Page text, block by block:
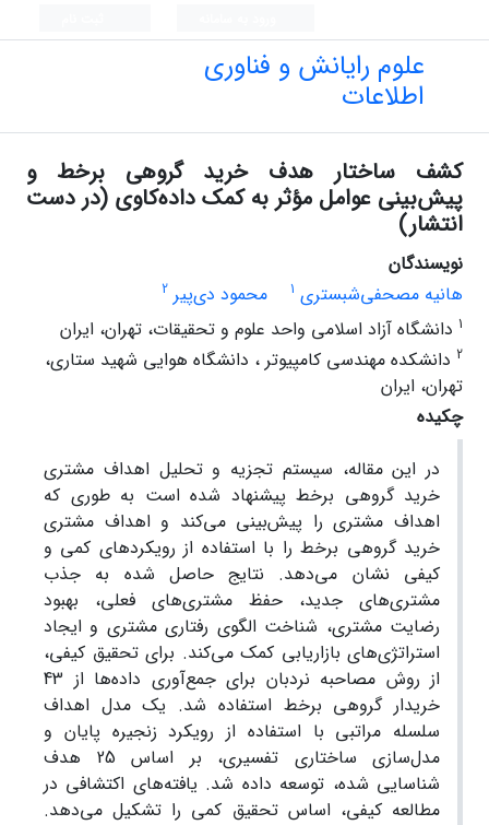
علوم رایانش و فناوری
اطلاعات
کشف ساختار هدف خرید گروهی برخط و
پیش‌بینی عوامل مؤثر به کمک داده‌کاوی (در دست
انتشار)
نویسندگان
هانیه مصحفی‌شبستری 1 محمود دی‌پیر 2
1 دانشگاه آزاد اسلامی واحد علوم و تحقیقات، تهران، ایران
2 دانشکده مهندسی کامپیوتر ، دانشگاه هوایی شهید ستاری،
تهران، ایران
چکیده
در این مقاله، سیستم تجزیه و تحلیل اهداف مشتری
خرید گروهی برخط پیشنهاد شده است به طوری که
اهداف مشتری را پیش‌بینی می‌کند و اهداف مشتری
خرید گروهی برخط را با استفاده از رویکردهای کمی و
کیفی نشان می‌دهد. نتایج حاصل شده به جذب
مشتری‌های جدید، حفظ مشتری‌های فعلی، بهبود
رضایت مشتری، شناخت الگوی رفتاری مشتری و ایجاد
استراتژی‌های بازاریابی کمک می‌کند. برای تحقیق کیفی،
از روش مصاحبه نردبان برای جمع‌آوری داده‌ها از 43
خریدار گروهی برخط استفاده شد. یک مدل اهداف
سلسله مراتبی با استفاده از رویکرد زنجیره پایان و
مدل‌سازی ساختاری تفسیری، بر اساس 25 هدف
شناسایی شده، توسعه داده شد. یافته‌های اکتشافی در
مطالعه کیفی، اساس تحقیق کمی را تشکیل می‌دهد.